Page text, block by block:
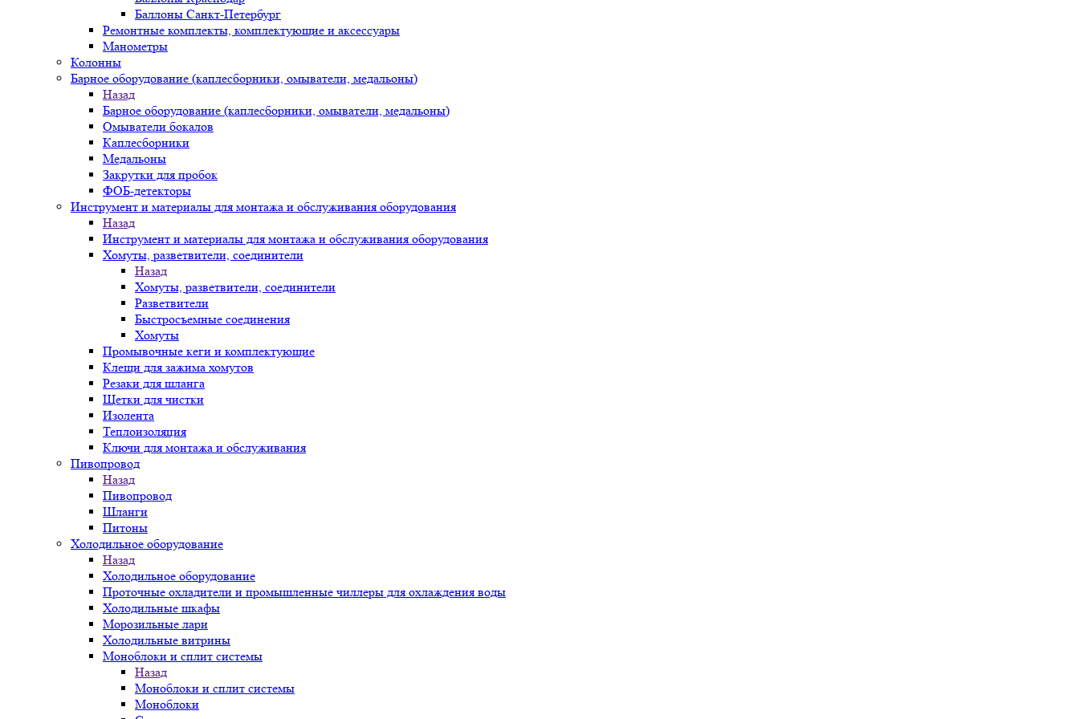
Баллоны Санкт-Петербург
Ремонтные комплекты, комплектующие и аксессуары
Манометры
Колонны
Барное оборудование (каплесборники, омыватели, медальоны)
Назад
Барное оборудование (каплесборники, омыватели, медальоны)
Омыватели бокалов
Каплесборники
Медальоны
Закрутки для пробок
ФОБ-детекторы
Инструмент и материалы для монтажа и обслуживания оборудования
Назад
Инструмент и материалы для монтажа и обслуживания оборудования
Хомуты, разветвители, соединители
Назад
Хомуты, разветвители, соединители
Разветвители
Быстросъемные соединения
Хомуты
Промывочные кеги и комплектующие
Клещи для зажима хомутов
Резаки для шланга
Щетки для чистки
Изолента
Теплоизоляция
Ключи для монтажа и обслуживания
Пивопровод
Назад
Пивопровод
Шланги
Питоны
Холодильное оборудование
Назад
Холодильное оборудование
Проточные охладители и промышленные чиллеры для охлаждения воды
Холодильные шкафы
Морозильные лари
Холодильные витрины
Моноблоки и сплит системы
Назад
Моноблоки и сплит системы
Моноблоки